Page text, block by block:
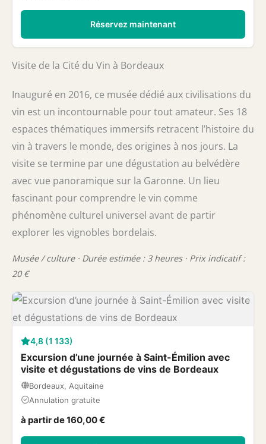
Réservez maintenant
Visite de la Cité du Vin à Bordeaux
Inauguré en 2016, ce musée dédié aux civilisations du
vin est un incontournable pour tout amateur. Ses 18
espaces thématiques immersifs retracent l’histoire du
vin à travers le monde, des origines à nos jours. La
visite se termine par une dégustation au belvédère
avec vue panoramique sur la Garonne. Un lieu
fascinant pour comprendre le vin comme
phénomène culturel universel avant de partir
explorer les vignobles bordelais.
Musée / culture · Durée estimée : 3 heures · Prix indicatif :
20 €
4,8 (1 133)
Excursion d’une journée à Saint-Émilion avec
visite et dégustations de vins de Bordeaux
Bordeaux, Aquitaine
Annulation gratuite
à partir de 160,00 €